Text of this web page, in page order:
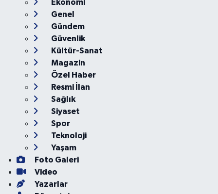
Çevre
Dünya
Eğitim
Ekonomi
Genel
Gündem
Güvenlik
Kültür-Sanat
Magazin
Özel Haber
Resmi İlan
Sağlık
Siyaset
Spor
Teknoloji